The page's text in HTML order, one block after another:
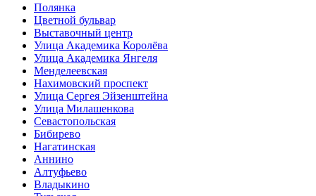
Полянка
Цветной бульвар
Выставочный центр
Улица Академика Королёва
Улица Академика Янгеля
Менделеевская
Нахимовский проспект
Улица Сергея Эйзенштейна
Улица Милашенкова
Севастопольская
Бибирево
Нагатинская
Аннино
Алтуфьево
Владыкино